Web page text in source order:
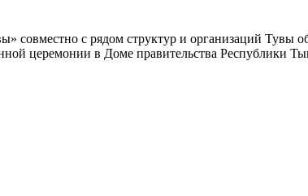
совместно с рядом структур и организаций Тувы
церемонии в Доме правительства Республики